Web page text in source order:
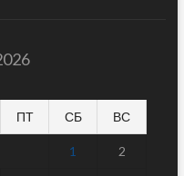
ПТ СБ ВС
1 2